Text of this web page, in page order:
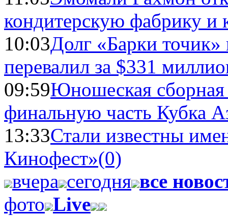
кондитерскую фабрику и
10:03Долг «Барки
перевалил за $331
09:59Юношеская
финальную часть Кубка
13:33Стали известны
Кинофест»(0)
вчера сегодня все
фото Live